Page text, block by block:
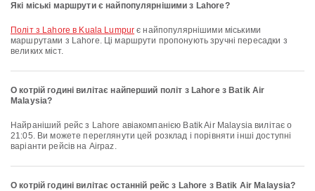
Які міські маршрути є найпопулярнішими з Lahore?
політ з Lahore в Kuala Lumpur є найпопулярнішими міськими
маршрутами з Lahore. Ці маршрути пропонують зручні пересадки з
великих міст.
О котрій годині вилітає найперший політ з Lahore з Batik Air
Malaysia?
Найраніший рейс з Lahore авіакомпанією Batik Air Malaysia вилітає о
21:05. Ви можете переглянути цей розклад і порівняти інші доступні
варіанти рейсів на Airpaz.
О котрій годині вилітає останній рейс з Lahore з Batik Air Malaysia?